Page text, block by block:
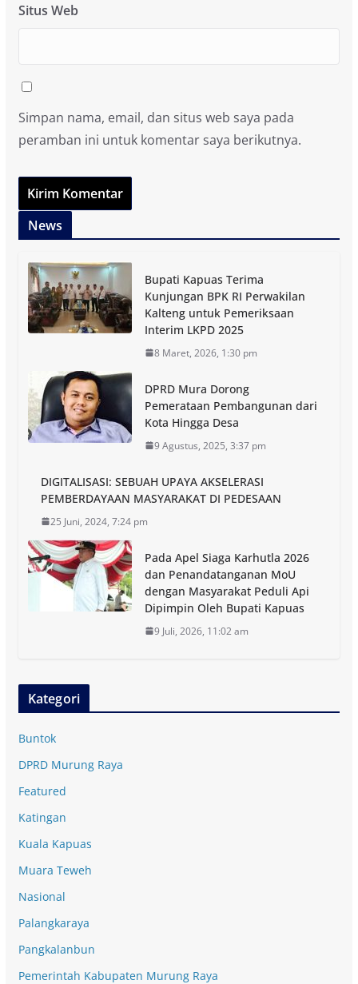
Situs Web
Simpan nama, email, dan situs web saya pada
peramban ini untuk komentar saya berikutnya.
News
Bupati Kapuas Terima
Kunjungan BPK RI Perwakilan
Kalteng untuk Pemeriksaan
Interim LKPD 2025
8 Maret, 2026, 1:30 pm
DPRD Mura Dorong
Pemerataan Pembangunan dari
Kota Hingga Desa
9 Agustus, 2025, 3:37 pm
DIGITALISASI: SEBUAH UPAYA AKSELERASI
PEMBERDAYAAN MASYARAKAT DI PEDESAAN
25 Juni, 2024, 7:24 pm
Pada Apel Siaga Karhutla 2026
dan Penandatanganan MoU
dengan Masyarakat Peduli Api
Dipimpin Oleh Bupati Kapuas
9 Juli, 2026, 11:02 am
Kategori
Buntok
DPRD Murung Raya
Featured
Katingan
Kuala Kapuas
Muara Teweh
Nasional
Palangkaraya
Pangkalanbun
Pemerintah Kabupaten Murung Raya